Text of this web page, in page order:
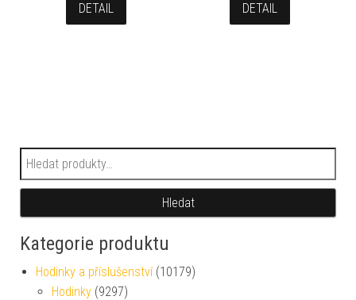
DETAIL DETAIL
Hledat:
Hledat
Kategorie produktu
Hodinky a příslušenství (10179)
Hodinky (9297)